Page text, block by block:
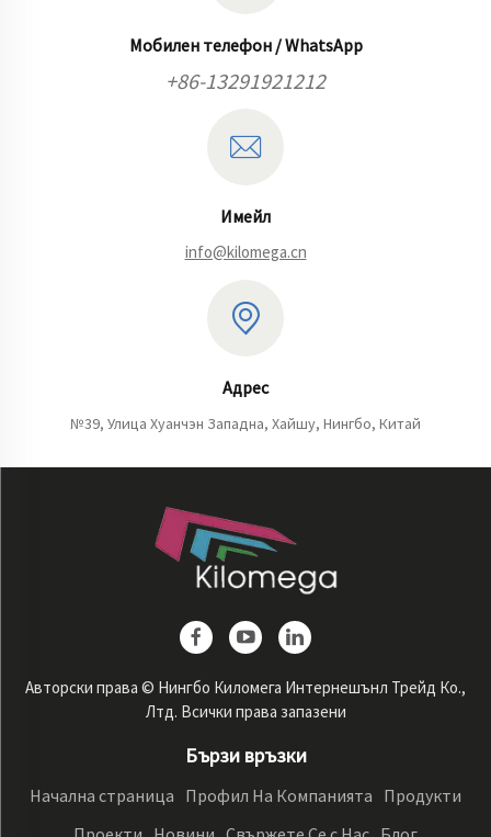
Мобилен телефон / WhatsApp
+86-13291921212
Имейл
info@kilomega.cn
Адрес
№39, Улица Хуанчэн Западна, Хайшу, Нингбо, Китай
Авторски права © Нингбо Киломега Интернешънл Трейд Ко.,
Лтд. Всички права запазени
Бързи връзки
Начална страница Профил На Компанията Продукти